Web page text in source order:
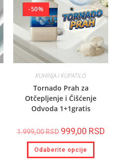
-50%
KUHINJA I KUPATILO
Tornado Prah za
Otčepljenje i Čišćenje
Odvoda 1+1gratis
1.999,00RSD 999,00 RSD
Odaberite opcije